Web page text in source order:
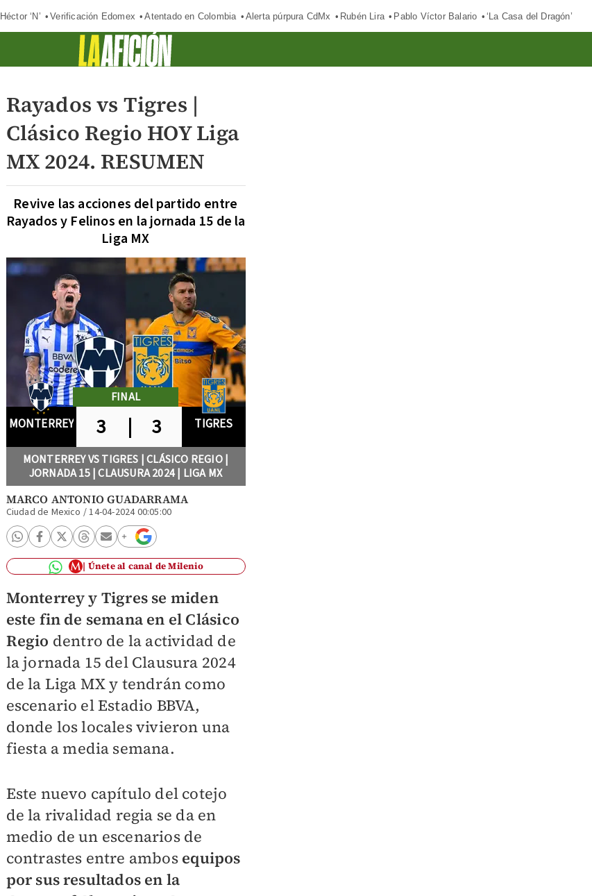
Héctor ‘N’ Verificación Edomex Atentado en Colombia Alerta púrpura CdMx Rubén Lira Pablo Víctor Balario ‘La Casa del Dragón’
Rayados vs Tigres |
Clásico Regio HOY Liga
MX 2024. RESUMEN
Revive las acciones del partido entre
Rayados y Felinos en la jornada 15 de la
Liga MX
FINAL
MONTERREY 3 | 3 TIGRES
MONTERREY VS TIGRES | CLÁSICO REGIO |
JORNADA 15 | CLAUSURA 2024 | LIGA MX
MARCO ANTONIO GUADARRAMA
Ciudad de Mexico /14-04-2024 00:05:00
Únete al canal de Milenio
Monterrey y Tigres se miden
este fin de semana en el Clásico
Regio dentro de la actividad de
la jornada 15 del Clausura 2024
de la Liga MX y tendrán como
escenario el Estadio BBVA,
donde los locales vivieron una
fiesta a media semana.
Este nuevo capítulo del cotejo
de la rivalidad regia se da en
medio de un escenarios de
contrastes entre ambos equipos
por sus resultados en la